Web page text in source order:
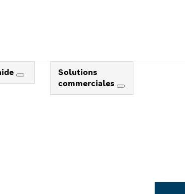
Solutions
commerciales